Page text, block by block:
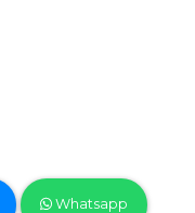
Whatsapp